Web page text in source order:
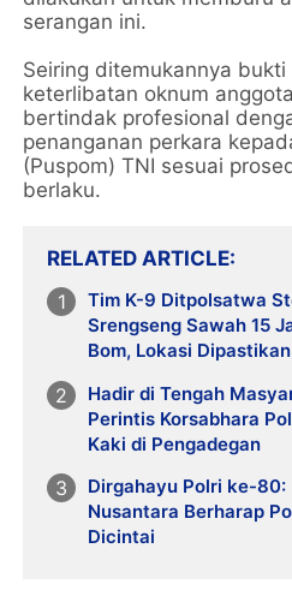
serangan ini.
Seiring ditemukannya
keterlibatan oknum
bertindak profesional
penanganan perkara
(Puspom) TNI sesuai
berlaku.
RELATED ARTICLE
Tim K-9 Ditpolsatwa
Srengseng Sawah 15
Bom, Lokasi
Hadir di Tengah
Perintis Korsabhara
Kaki di Pengadegan
Dirgahayu Polri ke-80:
Nusantara Berharap
Dicintai